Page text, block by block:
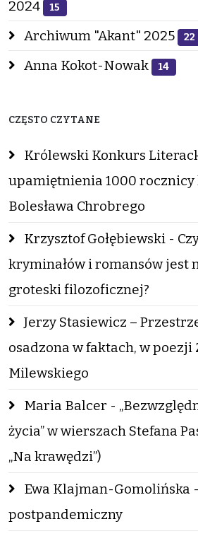
2024
15
Archiwum "Akant" 2025 22
Anna Kokot-Nowak 14
CZĘSTO CZYTANE
Królewski Konkurs
upamiętnienia 1000
Bolesława Chrobrego
Krzysztof Gołębiewski -
kryminałów i romansów jest
groteski filozoficznej?
Jerzy Stasiewicz –
osadzona w faktach, w poezji
Milewskiego
Maria Balcer -
życia” w wierszach Stefana
„Na krawędzi”)
Ewa Klajman-Gomolińska
postpandemiczny